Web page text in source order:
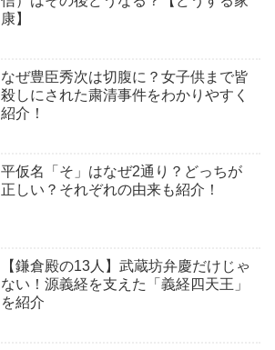
康】
なぜ豊臣秀次は切腹に？女子供まで皆
殺しにされた粛清事件をわかりやすく
紹介！
平仮名「そ」はなぜ2通り？どっちが
正しい？それぞれの由来も紹介！
【鎌倉殿の13人】武蔵坊弁慶だけじゃ
ない！源義経を支えた「義経四天王」
を紹介